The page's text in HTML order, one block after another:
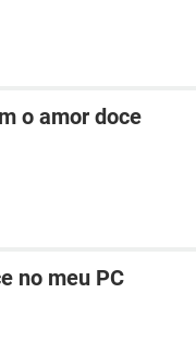
o amor doce
no meu PC